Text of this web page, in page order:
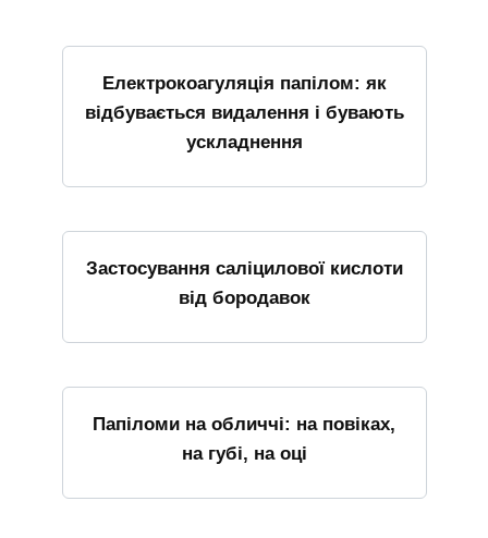
Електрокоагуляція папілом: як
відбувається видалення і бувають
ускладнення
Застосування саліцилової кислоти
від бородавок
Папіломи на обличчі: на повіках,
на губі, на оці